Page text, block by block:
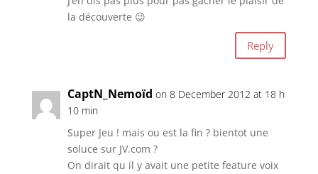
la découverte 😉
Reply
CaptN_Nemoïd on 8 December 2012 at 18 h
10 min
Super Jeu ! mais ou est la fin ? bientot une
soluce sur JV.com ?
On dirait qu il y avait une petite feature voix